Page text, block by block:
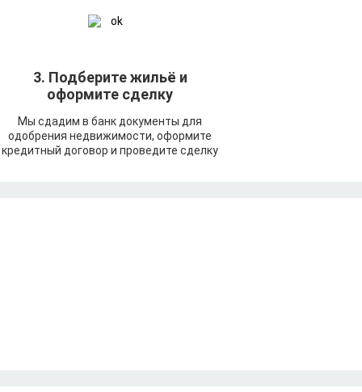
3. Подберите жильё и
оформите сделку
Мы сдадим в банк документы для
одобрения недвижимости, оформите
кредитный договор и проведите сделку